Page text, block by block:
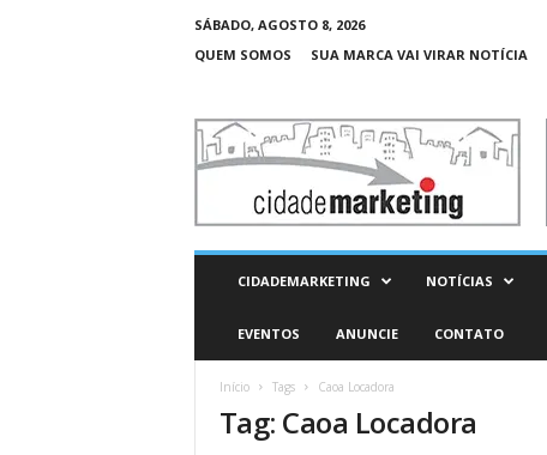
SÁBADO, AGOSTO 8, 2026
QUEM SOMOS
SUA MARCA VAI VIRAR NOTÍCIA
C
d
CIDADEMARKETING NOTÍCIAS
EVENTOS ANUNCIE CONTATO
Início Tags Caoa Locadora
Tag: Caoa Locadora